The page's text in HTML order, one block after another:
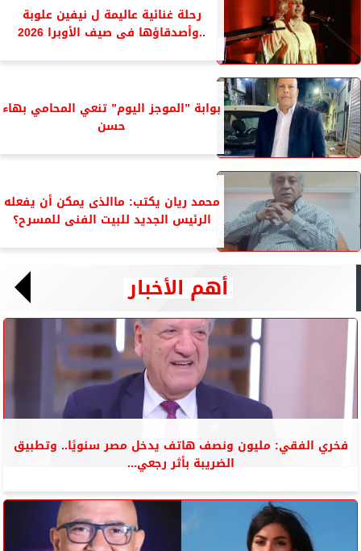
رحلة غنائية عاليمة ل نيفين علوبة
..وأصدقاؤها فى صيف الأوبرا 2026
بوابة ”الموجز اليوم” تنعي المحامي بهاء
حسن
محمد ريان يكتب: ماالذى يمكن أن يفعله
الرئيس الجديد للبيت الفنى للمسرح؟
أهم الأخبار
فخري الفقي: مليون ونصف هاتف يدخل مصر سنويًا.. وتطبيق
الضريبة بأثر رجعي...